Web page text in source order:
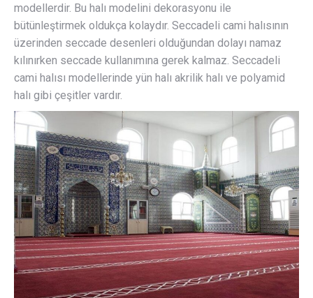
modellerdir. Bu halı modelini dekorasyonu ile
bütünleştirmek oldukça kolaydır. Seccadeli cami halısının
üzerinden seccade desenleri olduğundan dolayı namaz
kılınırken seccade kullanımına gerek kalmaz. Seccadeli
cami halısı modellerinde yün halı akrilik halı ve polyamid
halı gibi çeşitler vardır.